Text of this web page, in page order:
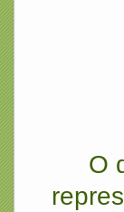
O